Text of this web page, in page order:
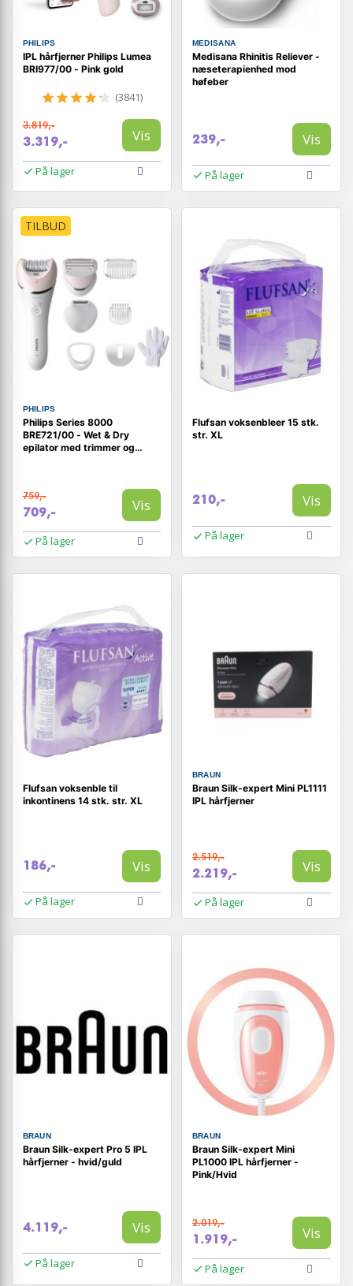
PHILIPS
IPL hårfjerner Philips Lumea
BRI977/00 - Pink gold
(3841)
3.819,-
3.319,- Vis
På lager
MEDISANA
Medisana Rhinitis Reliever -
næseterapienhed mod
høfeber
239,- Vis
På lager
TILBUD
PHILIPS
Philips Series 8000
BRE721/00 - Wet & Dry
epilator med trimmer og
759,-
709,- Vis
På lager
Flufsan voksenbleer 15 stk.
str. XL
210,- Vis
På lager
Flufsan voksenble til
inkontinens 14 stk. str. XL
186,- Vis
På lager
BRAUN
Braun Silk-expert Mini PL1111
IPL hårfjerner
2.519,-
2.219,- Vis
På lager
BRAUN
Braun Silk‑expert Pro 5 IPL
hårfjerner - hvid/guld
4.119,- Vis
På lager
BRAUN
Braun Silk‑expert Mini
PL1000 IPL hårfjerner -
Pink/Hvid
2.019,-
1.919,- Vis
På lager